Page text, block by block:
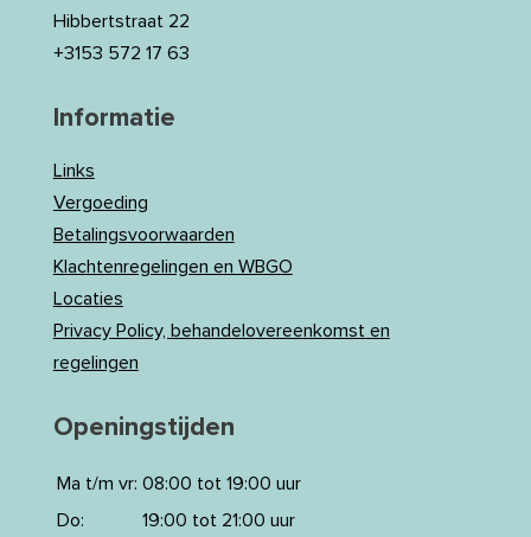
Hibbertstraat 22
+3153 572 17 63
Informatie
Links
Vergoeding
Betalingsvoorwaarden
Klachtenregelingen en WBGO
Locaties
Privacy Policy, behandelovereenkomst en
regelingen
Openingstijden
Ma t/m vr: 08:00 tot 19:00 uur
Do:
19:00 tot 21:00 uur